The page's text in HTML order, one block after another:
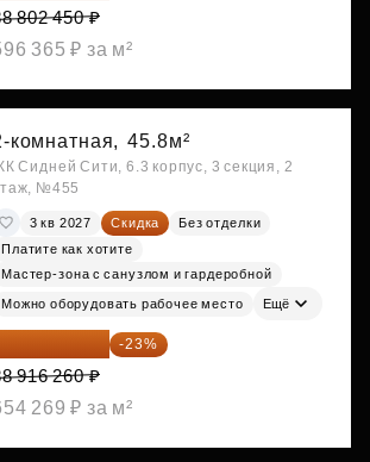
802 450 ₽
365 ₽ за м²
комнатная, 45.8м²
Сидней Сити, 6.3 корпус, 3 секция, 2
№455
3 кв 2027 Скидка
Без отделки
Платите как хотите
Мастер-зона с санузлом и гардеробной
Можно оборудовать рабочее место Ещё
29 965 520 ₽ -23%
916 260 ₽
269 ₽ за м²